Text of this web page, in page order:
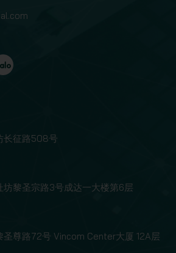
长征路508号
坊黎圣宗路3号成达一大楼第6层
圣尊路72号 Vincom Center大厦 12A层